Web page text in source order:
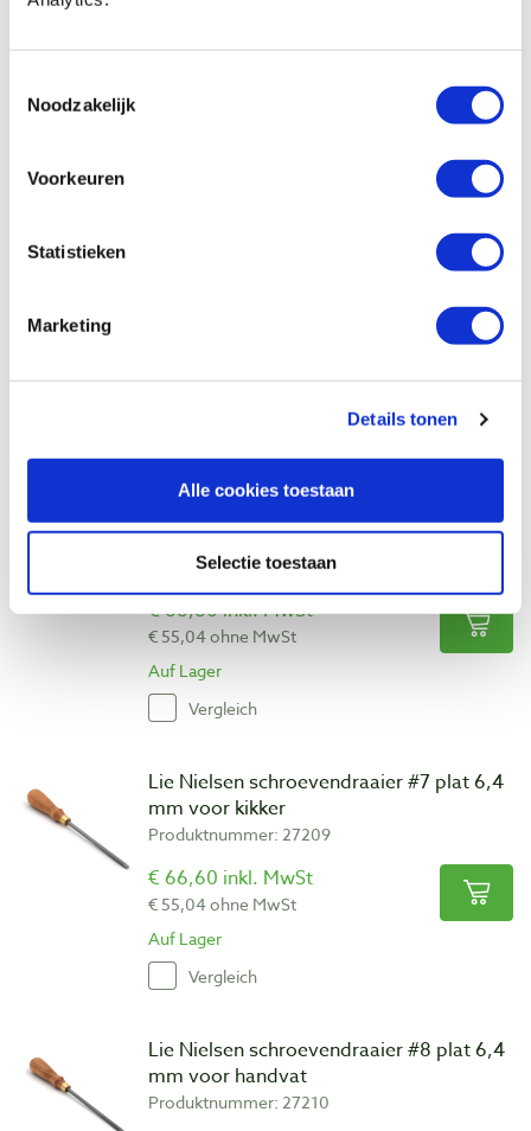
Noodzakelijk
Voorkeuren
Statistieken
Marketing
Details tonen
Alle cookies toestaan
Selectie toestaan
Lie Nielsen schroevendraaier #5 plat 8
Lie Nielsen schroevendraaier #6 plat 8
mm voor kleine handvatten
Produktnummer: 27208
€ 66,60 inkl. MwSt
€ 55,04 ohne MwSt
Auf Lager
Vergleich
Lie Nielsen schroevendraaier #7 plat 6,4
mm voor kikker
Produktnummer: 27209
€ 66,60 inkl. MwSt
€ 55,04 ohne MwSt
Auf Lager
Vergleich
Lie Nielsen schroevendraaier #8 plat 6,4
mm voor handvat
Produktnummer: 27210